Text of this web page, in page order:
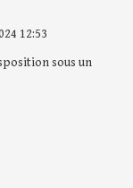
12:53
sous un